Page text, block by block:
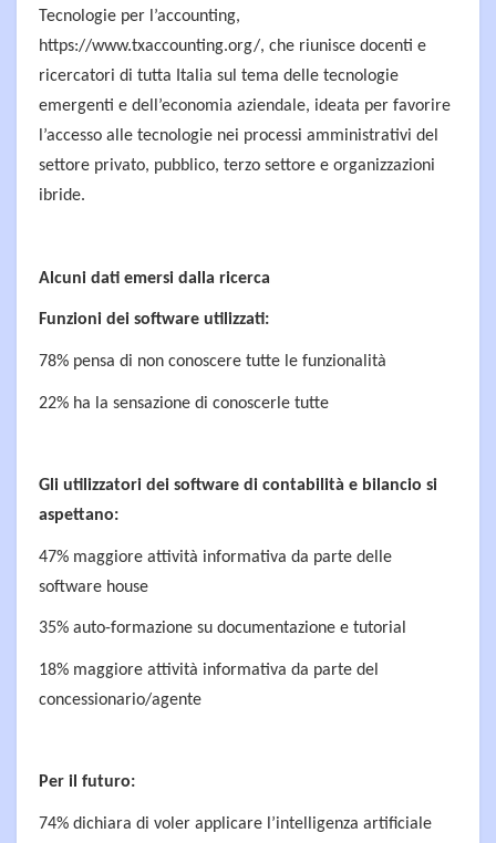
Tecnologie per l’accounting,
https://www.txaccounting.org/, che riunisce docenti e
ricercatori di tutta Italia sul tema delle tecnologie
emergenti e dell’economia aziendale, ideata per favorire
l’accesso alle tecnologie nei processi amministrativi del
settore privato, pubblico, terzo settore e organizzazioni
ibride.
Alcuni dati emersi dalla ricerca
Funzioni dei software utilizzati:
78% pensa di non conoscere tutte le funzionalità
22% ha la sensazione di conoscerle tutte
Gli utilizzatori dei software di contabilità e bilancio si
aspettano:
47% maggiore attività informativa da parte delle
software house
35% auto-formazione su documentazione e tutorial
18% maggiore attività informativa da parte del
concessionario/agente
Per il futuro:
74% dichiara di voler applicare l’intelligenza artificiale